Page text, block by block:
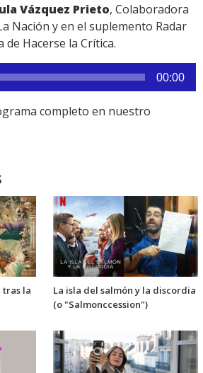
Vázquez Prieto, Colaboradora
Nación y en el suplemento Radar
de Hacerse la Crítica.
00:00
completo en nuestro
tras la
La isla del salmón y la discordia
(o "Salmonccession")